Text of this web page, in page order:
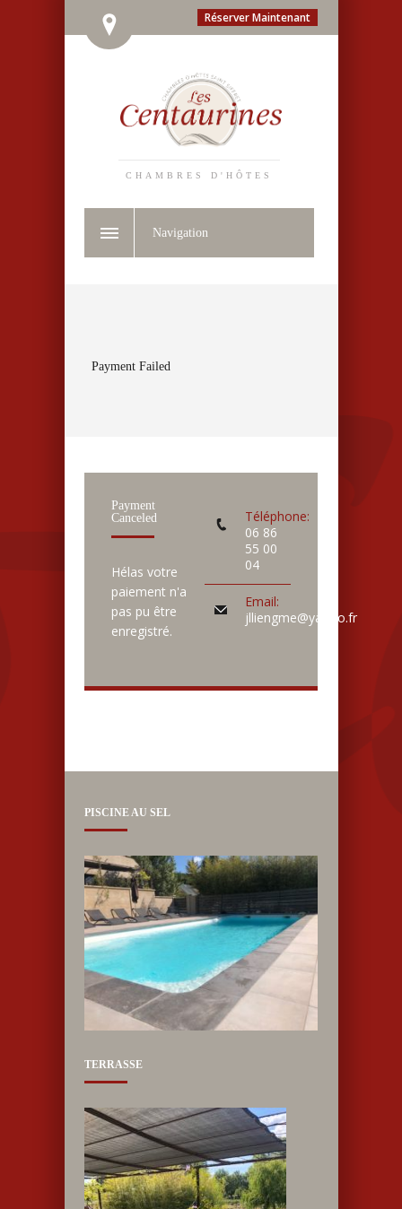
Réserver Maintenant
CHAMBRES D'HÔTES
Navigation
Payment Failed
Payment
Canceled
Hélas votre
paiement n'a
pas pu être
enregistré.
Téléphone:
06 86
55 00
04
Email:
jlliengme@yahoo.fr
PISCINE AU SEL
TERRASSE